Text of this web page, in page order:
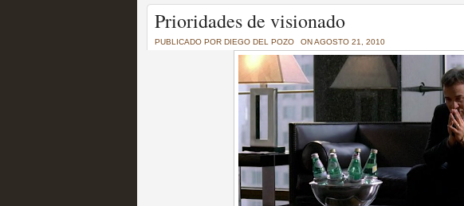
Un recorrido por todas las
of Thrones a través de sus mejores
Recomendación de la semana
Prioridades de visionado
PUBLICADO POR DIEGO DEL POZO ON AGOSTO 21, 2010